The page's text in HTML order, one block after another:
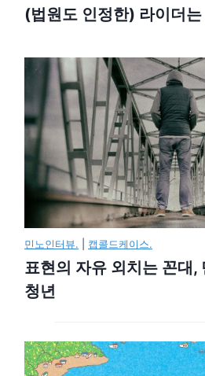
(법원도 인정한) 라이더
민노인터뷰. 캡콜드케이스.
표현의 자유 외치는 꼰대,
청년